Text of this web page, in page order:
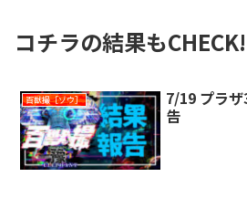
コチラの結果もCHECK!
百獣撮［ゾウ］
7/19 プラ
告